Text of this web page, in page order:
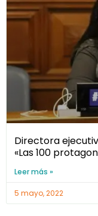
Directora
«Las 100
Leer más »
5 mayo, 2022